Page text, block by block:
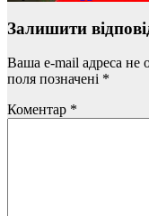
Залишити
Ваша e-mail адреса не
поля позначені *
Коментар *